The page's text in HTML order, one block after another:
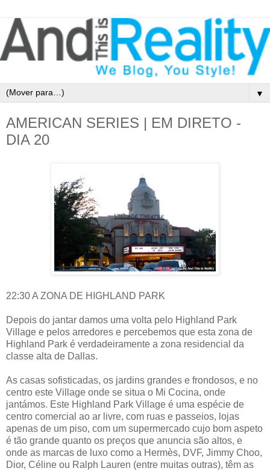
▼
AMERICAN SERIES | EM DIRETO -
DIA 20
22:30 A ZONA DE HIGHLAND PARK
Depois do jantar damos uma volta pelo Highland Park
Village e pelos arredores e percebemos que esta zona de
Highland Park é verdadeiramente a zona residencial da
classe alta de Dallas.
As casas sofisticadas, os jardins grandes e frondosos, e no
centro este Village onde se situa o Mi Cocina, onde
jantámos. Este Highland Park Village é uma espécie de
centro comercial ao ar livre, com ruas e passeios, lojas
apenas de um piso, com um supermercado cujo bom aspeto
é tão grande quanto os preços que anuncia são altos, e
onde as marcas de luxo como a Hermès, DVF, Jimmy Choo,
Dior, Céline ou Ralph Lauren (entre muitas outras), têm as